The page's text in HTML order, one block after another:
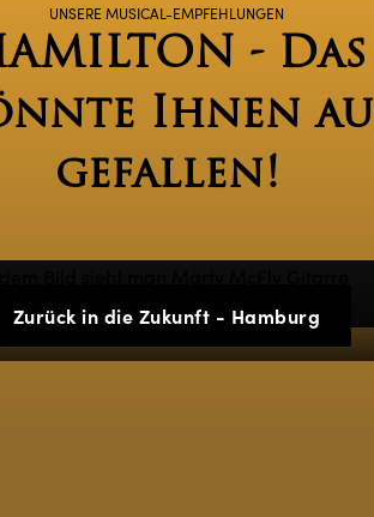
UNSERE MUSICAL-EMPFEHLUNGEN
-
Ihnen
gefallen!
Zurück in die Zukunft - Hamburg